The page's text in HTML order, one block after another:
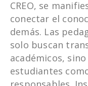
CREO, se
conectar el
demás. Las
solo buscan
académicos,
estudiantes